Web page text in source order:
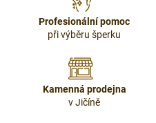
Profesionální pomoc
při výběru šperku
Kamenná prodejna
v Jičíně